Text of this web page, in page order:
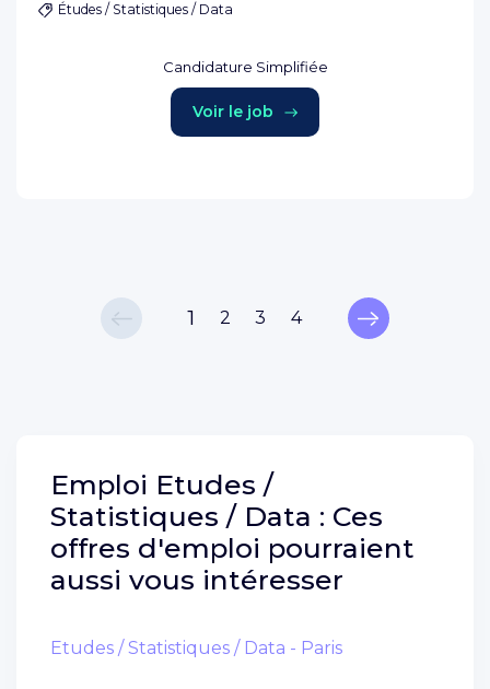
Études / Statistiques / Data
Candidature Simplifiée
Voir le job
1 2 3 4
Emploi Etudes /
Statistiques / Data : Ces
offres d'emploi pourraient
aussi vous intéresser
Etudes / Statistiques / Data - Paris